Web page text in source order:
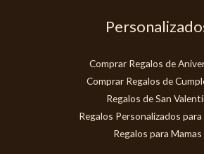
Comprar Regalos de
Comprar Regalos de
Regalos de San
Regalos Personalizados
Regalos para Mamas